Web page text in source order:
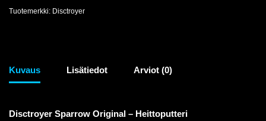
Tuotemerkki: Disctroyer
Kuvaus Lisätiedot Arviot (0)
Disctroyer Sparrow Original – Heittoputteri